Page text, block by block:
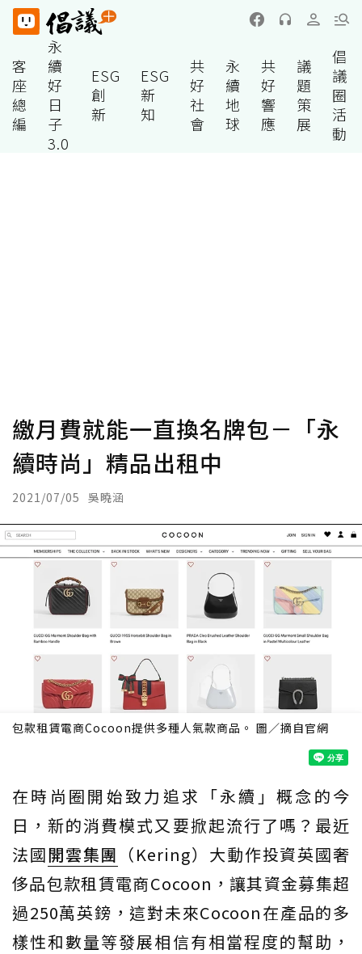
客
座
總
編
永
續
好
日
子
3.0
ESG
創
新
ESG
新
知
共
好
社
會
永
續
地
球
共
好
響
應
議
題
策
展
倡
議
圈
活
動
繳月費就能一直換名牌包－「永
續時尚」精品出租中
2021/07/05 吳曉涵
包款租賃電商Cocoon提供多種人氣款商品。 圖／摘自官網
在時尚圈開始致力追求「永續」概念的今
日，新的消費模式又要掀起流行了嗎？最近
法國開雲集團 （Kering）大動作投資英國奢
侈品包款租賃電商Cocoon，讓其資金募集超
過250萬英鎊，這對未來Cocoon在產品的多
樣性和數量等發展相信有相當程度的幫助，